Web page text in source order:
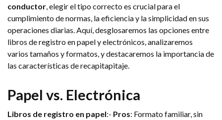
conductor , elegir el tipo correcto es crucial para el
cumplimiento de normas, la eficiencia y la simplicidad en sus
operaciones diarias. Aquí, desglosaremos las opciones entre
libros de registro en papel y electrónicos, analizaremos
varios tamaños y formatos, y destacaremos la importancia de
las características de recapitapitaje.
Papel vs. Electrónica
Libros de registro en papel:- Pros: Formato familiar, sin